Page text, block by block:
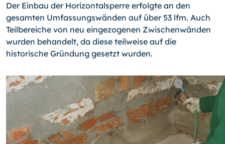
Der Einbau der Horizontalsperre erfolgte an den
gesamten Umfassungswänden auf über 53 lfm. Auch
Teilbereiche von neu eingezogenen Zwischenwänden
wurden behandelt, da diese teilweise auf die
historische Gründung gesetzt wurden.